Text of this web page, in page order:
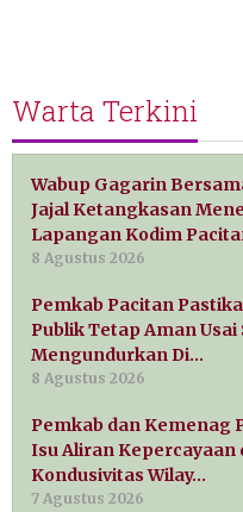
Warta Terkini
Wabup Gagarin
Jajal Ketangkasan
Lapangan Kodim
8 Agustus 2026
Pemkab Pacitan
Publik Tetap Aman Usai
Mengundurkan Di…
8 Agustus 2026
Pemkab dan Kemenag
Isu Aliran Kepercayaan
Kondusivitas Wilay…
7 Agustus 2026